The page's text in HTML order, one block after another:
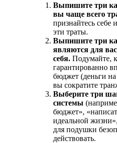
Выпишите три
вы чаще всего
признайтесь себе
эти траты.
Выпишите три
являются для
себя. Подумайте,
гарантированно
бюджет (деньги на
вы сократите
Выберите три
системы
бюджет»,
идеальной
для подушки
действовать.